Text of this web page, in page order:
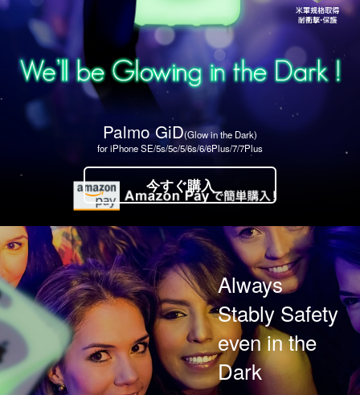
Palmo GiD(Glow in the Dark)
for iPhone SE/5s/5c/5/6s/6/6Plus/7/7Plus
今すぐ購入
Always
Stably Safety
even in the
Dark